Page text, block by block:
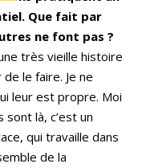
Que fait par
ne font pas ?
très vieille histoire
le faire. Je ne
leur est propre. Moi
là, c’est un
qui travaille dans
de la